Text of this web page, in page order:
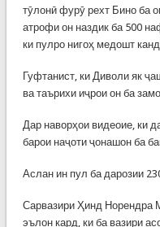
тӯлонӣ фурӯ рехт Бино ба
атрофи он наздик ба 500
ки пулро нигоҳ медошт
Гуфтанист, ки Диволи як
ва таърихи иҷрои он ба
Дар наворҳои видеоие, ки
барои наҷоти ҷонашон ба
Аслан ин пул ба дарозии
Сарвазири Ҳинд Норендра
эълон кард, ки ба вазири